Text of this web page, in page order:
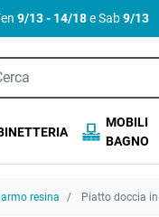
9/13 - 14/18e Sab9/13
MOBILI
BAGNO
resina Piatto doccia